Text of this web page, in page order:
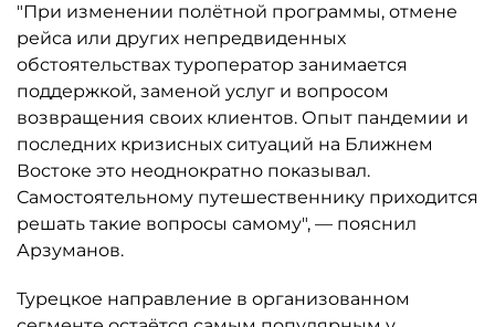
"При изменении полётной программы, отмене
рейса или других непредвиденных
обстоятельствах туроператор занимается
поддержкой, заменой услуг и вопросом
возвращения своих клиентов. Опыт пандемии и
последних кризисных ситуаций на Ближнем
Востоке это неоднократно показывал.
Самостоятельному путешественнику приходится
решать такие вопросы самому", — пояснил
Арзуманов.
Турецкое направление в организованном